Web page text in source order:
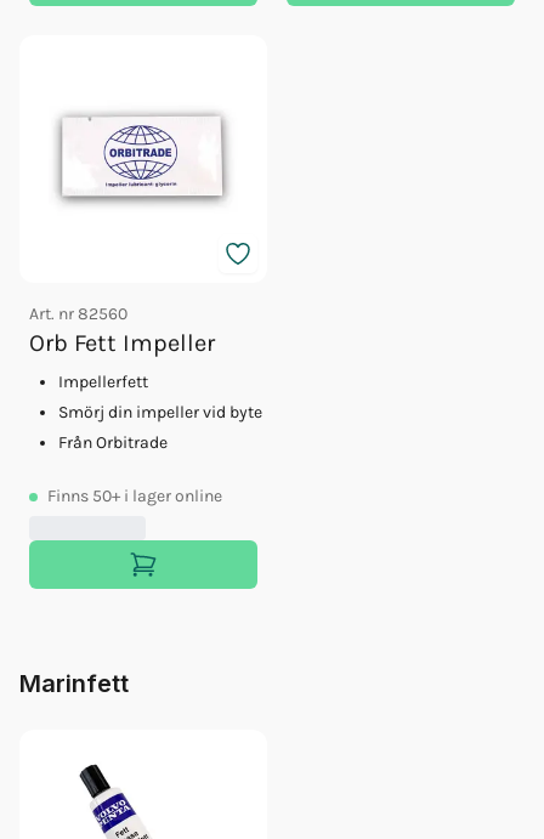
Art. nr82560
Orb Fett Impeller
Impellerfett
Smörj din impeller vid byte
Från Orbitrade
Finns 50+ i lager online
Marinfett